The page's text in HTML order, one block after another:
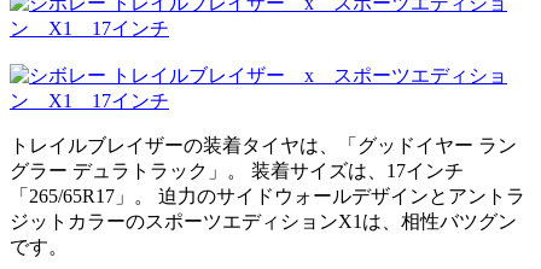
トレイルブレイザーの装着タイヤは、「グッドイヤー ラン
グラー デュラトラック」。 装着サイズは、17インチ
「265/65R17」。 迫力のサイドウォールデザインとアントラ
ジットカラーのスポーツエディションX1は、相性バツグン
です。